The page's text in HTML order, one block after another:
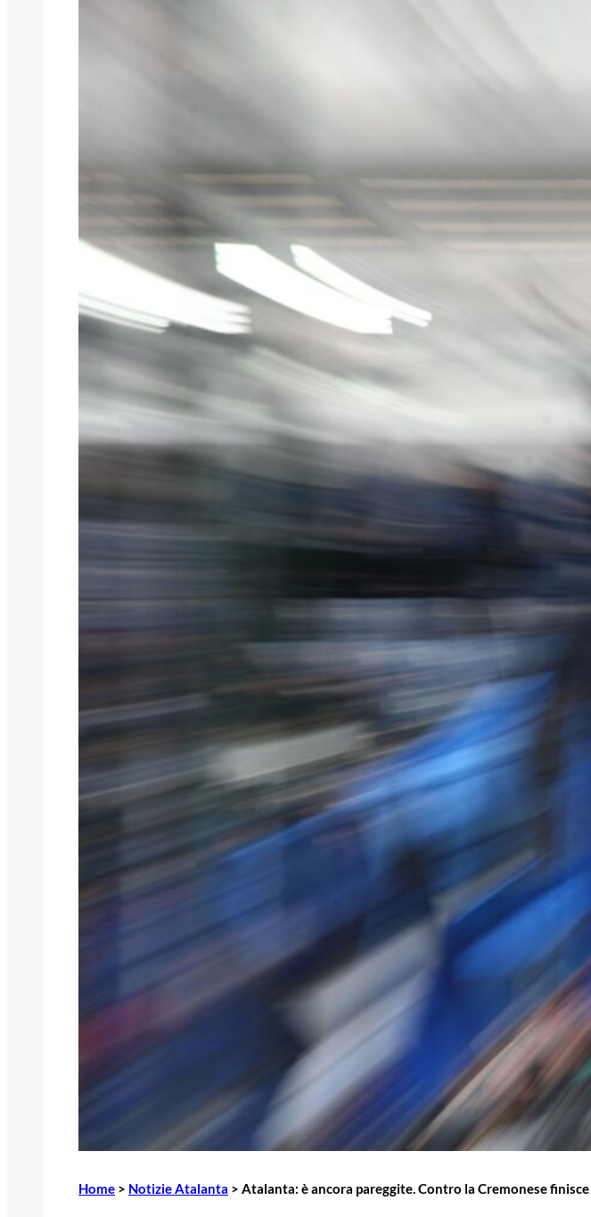
Home > Notizie Atalanta > Atalanta: è ancora pareggite. Contro la Cremonese